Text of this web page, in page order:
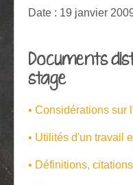
Date : 19 janvier
Documents
stage
• Considérations sur
• Utilités d'un travail
• Définitions, citations